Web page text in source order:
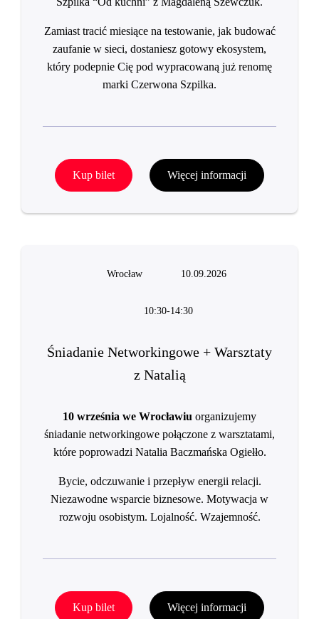
Zamiast tracić miesiące na testowanie, jak budować
zaufanie w sieci, dostaniesz gotowy ekosystem,
który podepnie Cię pod wypracowaną już renomę
marki Czerwona Szpilka.
Kup bilet Więcej informacji
Wrocław 10.09.2026
10:30-14:30
Śniadanie Networkingowe + Warsztaty
z Natalią
10 września we Wrocławiu organizujemy
śniadanie networkingowe połączone z warsztatami,
które poprowadzi Natalia Baczmańska Ogiełło.
Bycie, odczuwanie i przepływ energii relacji.
Niezawodne wsparcie biznesowe. Motywacja w
rozwoju osobistym. Lojalność. Wzajemność.
Kup bilet Więcej informacji